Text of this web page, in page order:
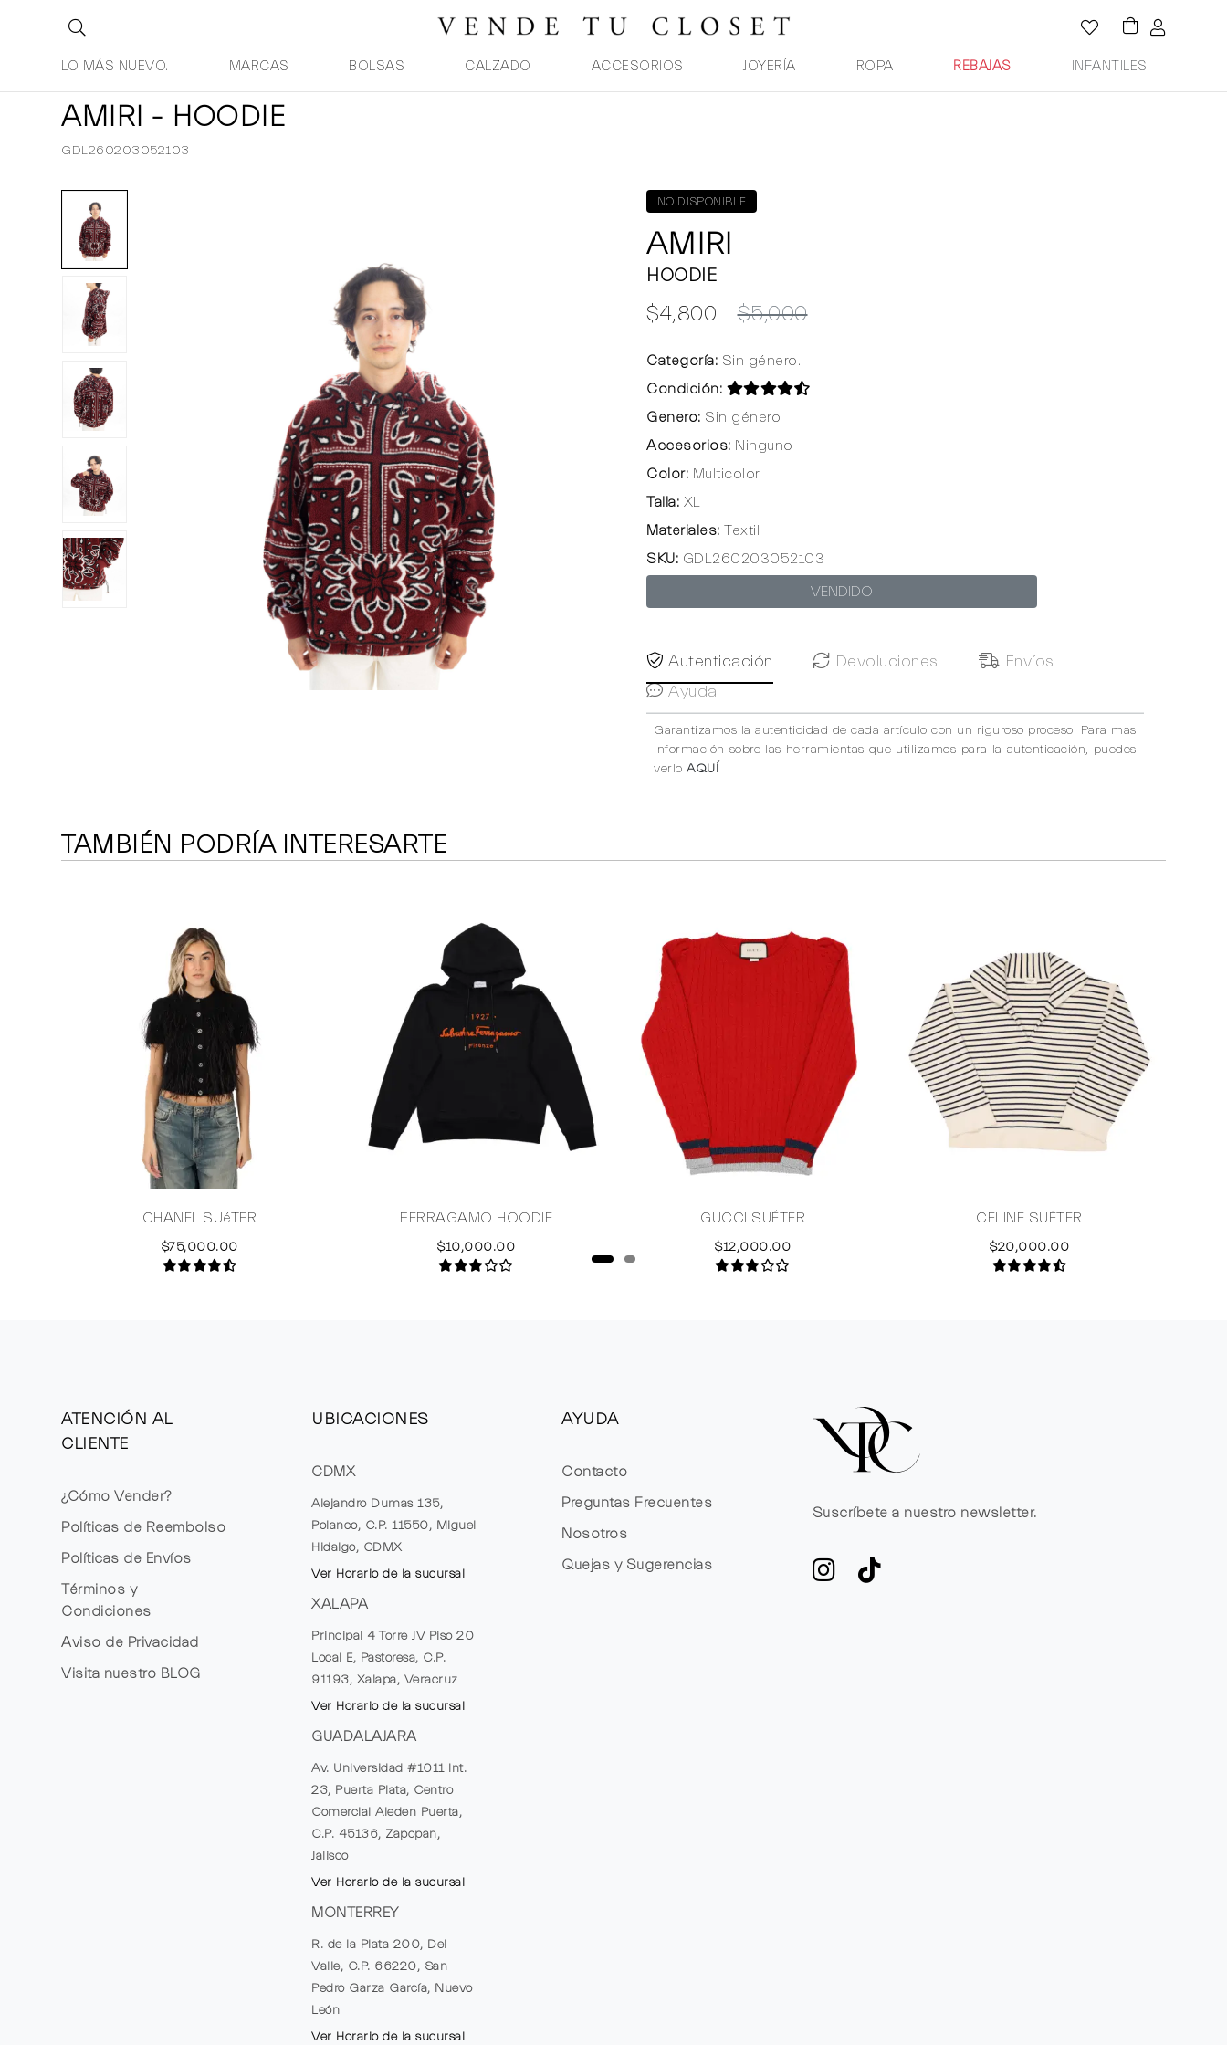
LO MÁS NUEVO. MARCAS BOLSAS CALZADO ACCESORIOS JOYERÍA ROPA REBAJAS INFANTILES
AMIRI - HOODIE
GDL260203052103
NO DISPONIBLE
AMIRI
HOODIE
$4,800 $5,000
Categoría: Sin género..
Condición:
Genero: Sin género
Accesorios: Ninguno
Color: Multicolor
Talla: XL
Materiales: Textil
SKU: GDL260203052103
VENDIDO
Autenticación Devoluciones
Envíos
Ayuda
Garantizamos la autenticidad de cada artículo con un riguroso proceso. Para mas
información sobre las herramientas que utilizamos para la autenticación, puedes
verlo AQUÍ
TAMBIÉN PODRÍA INTERESARTE
CHANEL SUéTER
$75,000.00
FERRAGAMO HOODIE
$10,000.00
GUCCI SUÉTER
$12,000.00
CELINE SUÉTER
$20,000.00
ATENCIÓN AL
CLIENTE
¿Cómo Vender?
Políticas de Reembolso
Políticas de Envíos
Términos y
Condiciones
Aviso de Privacidad
Visita nuestro BLOG
UBICACIONES
CDMX
Alejandro Dumas 135,
Polanco, C.P. 11550, Miguel
Hidalgo, CDMX
Ver Horario de la sucursal
XALAPA
Principal 4 Torre JV Piso 20
Local E, Pastoresa, C.P.
91193, Xalapa, Veracruz
Ver Horario de la sucursal
GUADALAJARA
Av. Universidad #1011 Int.
23, Puerta Plata, Centro
Comercial Aleden Puerta,
C.P. 45136, Zapopan,
Jalisco
Ver Horario de la sucursal
MONTERREY
R. de la Plata 200, Del
Valle, C.P. 66220, San
Pedro Garza García, Nuevo
León
Ver Horario de la sucursal
AYUDA
Contacto
Preguntas Frecuentes
Nosotros
Quejas y Sugerencias
Suscríbete a nuestro newsletter.